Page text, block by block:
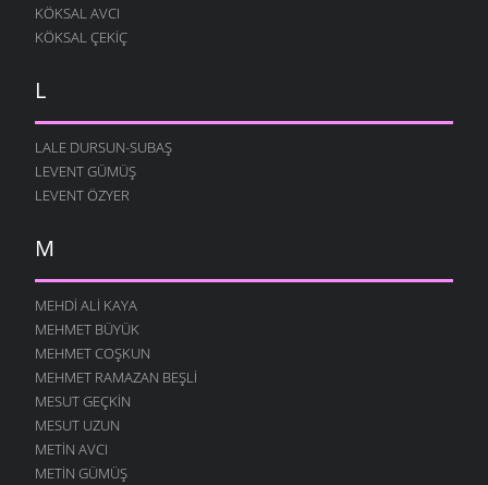
KÖKSAL AVCI
KÖKSAL ÇEKIÇ
L
LALE DURSUN-SUBAŞ
LEVENT GÜMÜŞ
LEVENT ÖZYER
M
MEHDI ALI KAYA
MEHMET BÜYÜK
MEHMET COŞKUN
MEHMET RAMAZAN BEŞLI
MESUT GEÇKIN
MESUT UZUN
METIN AVCI
METIN GÜMÜŞ